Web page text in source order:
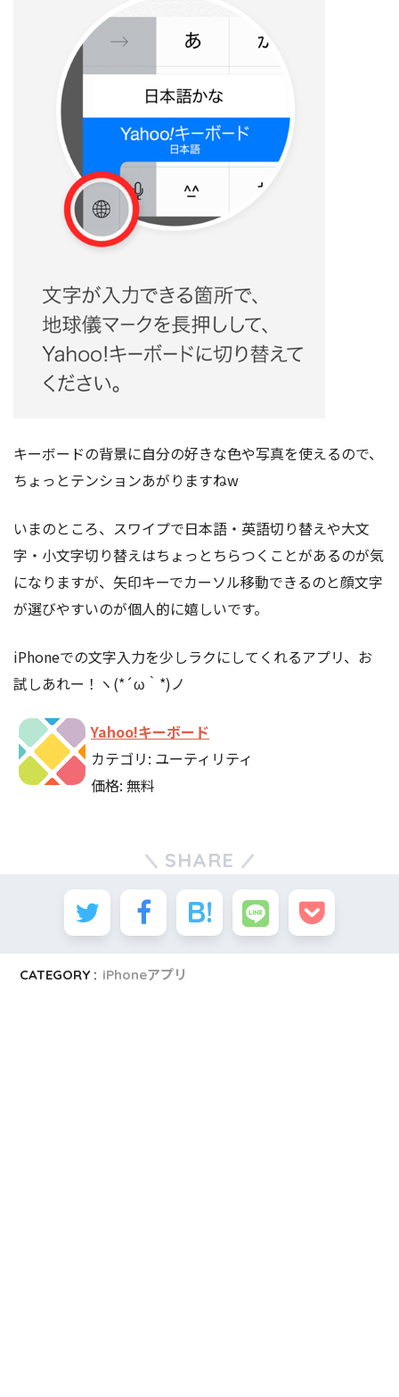
キーボードの背景に自分の好きな色や写真を使えるので、
ちょっとテンションあがりますねw
いまのところ、スワイプで日本語・英語切り替えや大文
字・小文字切り替えはちょっとちらつくことがあるのが気
になりますが、矢印キーでカーソル移動できるのと顔文字
が選びやすいのが個人的に嬉しいです。
iPhoneでの文字入力を少しラクにしてくれるアプリ、お
試しあれー！ヽ(*´ω｀*)ノ
Yahoo!キーボード
カテゴリ: ユーティリティ
価格: 無料
SHARE
CATEGORY : iPhoneアプリ